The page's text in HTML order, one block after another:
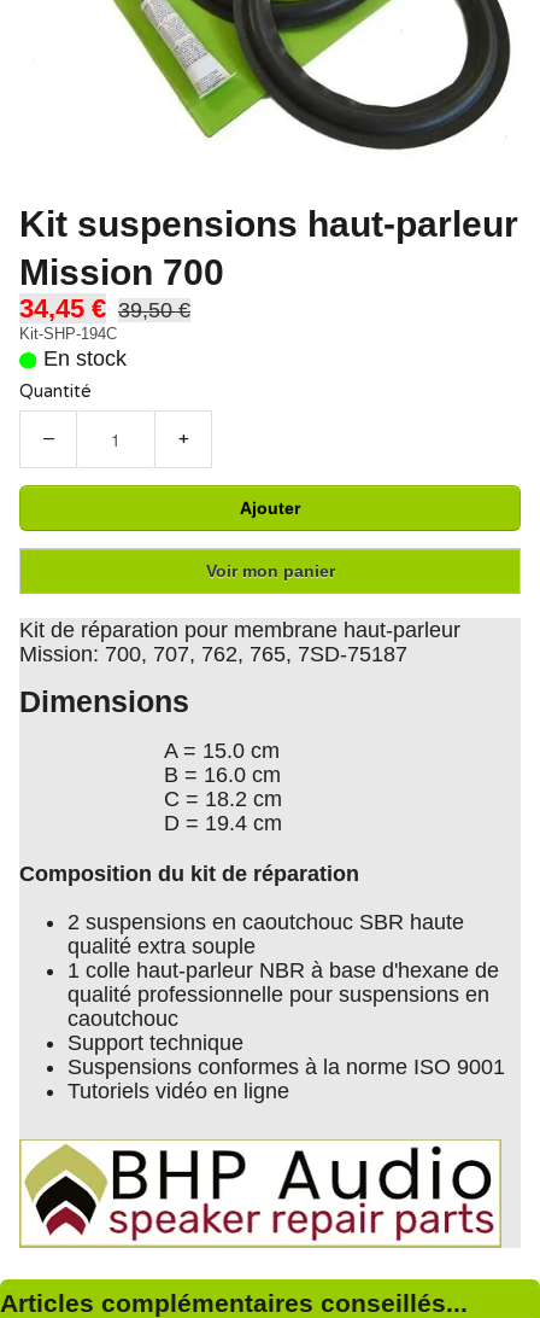
Kit suspensions haut-parleur
Mission 700
34,45 € 39,50 €
Kit-SHP-194C
En stock
Quantité
− +
Ajouter
Voir mon panier
Kit de réparation pour membrane haut-parleur
Mission: 700, 707, 762, 765, 7SD-75187
Dimensions
A = 15.0 cm
B = 16.0 cm
C = 18.2 cm
D = 19.4 cm
Composition du kit de réparation
2 suspensions en caoutchouc SBR haute
qualité extra souple
1 colle haut-parleur NBR à base d'hexane de
qualité professionnelle pour suspensions en
caoutchouc
Support technique
Suspensions conformes à la norme ISO 9001
Tutoriels vidéo en ligne
Articles complémentaires conseillés...